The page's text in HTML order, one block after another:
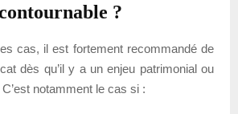
?
cas, il est fortement recommandé de
dès qu’il y a un enjeu patrimonial ou
notamment le cas si :